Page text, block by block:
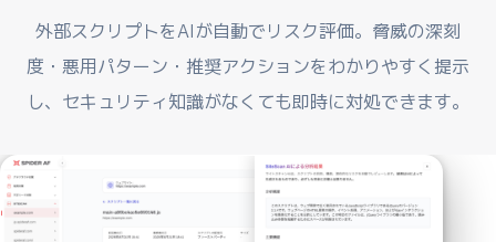
外部スクリプトをAIが自動でリスク評価。脅威の深刻
度・悪用パターン・推奨アクションをわかりやすく提示
し、セキュリティ知識がなくても即時に対処できます。